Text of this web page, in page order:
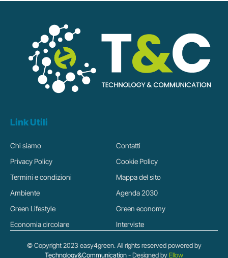
Link Utili
Chi siamo
Contatti
Privacy Policy
Cookie Policy
Termini e condizioni
Mappa del sito
Ambiente
Agenda 2030
Green Lifestyle
Green economy
Economia circolare
Interviste
© Copyright 2023 easy4green. All rights reserved powered by
Technology&Communication- Designed by Ellow